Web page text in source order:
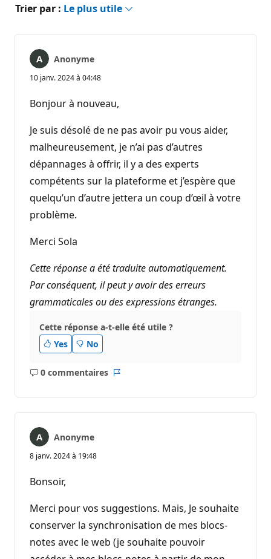
Trier par : Le plus utile
Anonyme
10 janv. 2024 à 04:48
Bonjour à nouveau,
Je suis désolé de ne pas avoir pu vous aider,
malheureusement, je n’ai pas d’autres
dépannages à offrir, il y a des experts
compétents sur la plateforme et j’espère que
quelqu’un d’autre jettera un coup d’œil à votre
problème.
Merci Sola
Cette réponse a été traduite automatiquement.
Par conséquent, il peut y avoir des erreurs
grammaticales ou des expressions étranges.
Cette réponse a-t-elle été utile ?
Yes
No
0 commentaires
Aucun
Anonyme
8 janv. 2024 à 19:48
Bonsoir,
Merci pour vos suggestions. Mais, Je souhaite
conserver la synchronisation de mes blocs-
notes avec le web (je souhaite pouvoir